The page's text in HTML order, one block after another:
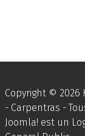
Copyright © 2026
- Carpentras -
Joomla! est un